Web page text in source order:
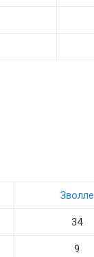
Зволле
34
9